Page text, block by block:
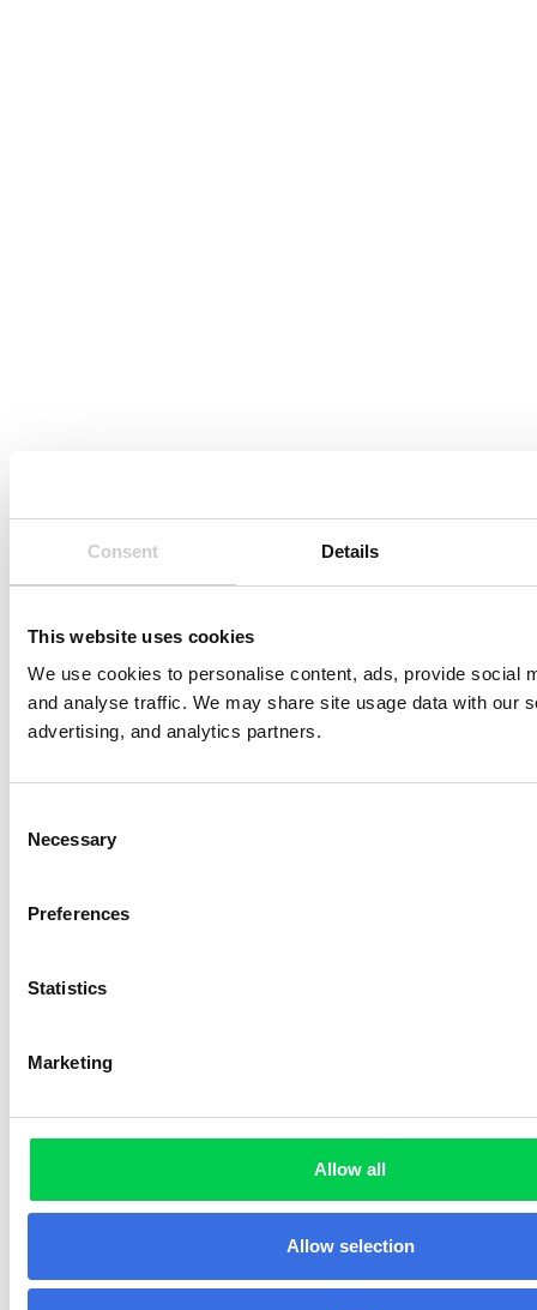
Consent Details
This website uses cookies
We use cookies to personalise content, ads, provide social
and analyse traffic. We may share site usage data with our
advertising, and analytics partners.
Selection
Necessary
Preferences
Statistics
Marketing
Allow all
Allow selection